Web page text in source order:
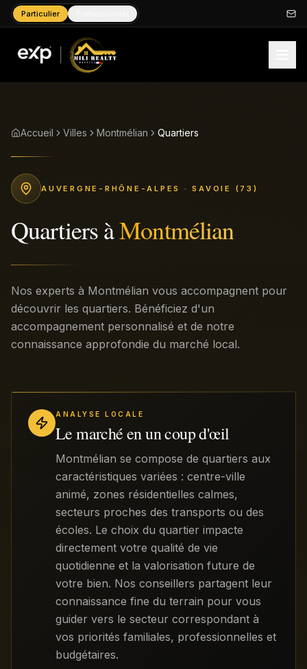
Particulier
Accueil Villes Montmélian Quartiers
AUVERGNE-RHÔNE-ALPES · SAVOIE (73)
QuartiersàMontmélian
Nos experts à Montmélian vous accompagnent pour
découvrir les quartiers. Bénéficiez d'un
accompagnement personnalisé et de notre
connaissance approfondie du marché local.
ANALYSE LOCALE
Le marché en un coup d'œil
Montmélian se compose de quartiers aux
caractéristiques variées : centre-ville
animé, zones résidentielles calmes,
secteurs proches des transports ou des
écoles. Le choix du quartier impacte
directement votre qualité de vie
quotidienne et la valorisation future de
votre bien. Nos conseillers partagent leur
connaissance fine du terrain pour vous
guider vers le secteur correspondant à
vos priorités familiales, professionnelles et
budgétaires.